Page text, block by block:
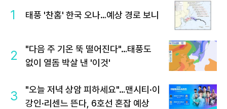
1 태풍 '찬홈' 한국 오나…예상 경로 보니
2
"다음 주 기온 뚝 떨어진다"…태풍도
없이 열돔 박살 낸 '이것'
3
"오늘 저녁 상암 피하세요"…맨시티·이
강인·리센느 뜬다, 6호선 혼잡 예상